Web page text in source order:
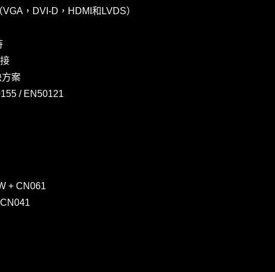
，DVI-D，HDMI和LVDS）
方案
/ EN50121
+ CN061
CN041